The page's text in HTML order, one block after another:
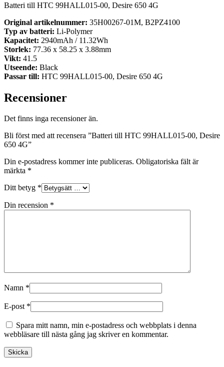
Batteri till HTC 99HALL015-00, Desire 650 4G
Original artikelnummer: 35H00267-01M, B2PZ4100
Typ av batteri: Li-Polymer
Kapacitet: 2940mAh / 11.32Wh
Storlek: 77.36 x 58.25 x 3.88mm
Vikt: 41.5
Utseende: Black
Passar till: HTC 99HALL015-00, Desire 650 4G
Recensioner
Det finns inga recensioner än.
Bli först med att recensera ”Batteri till HTC 99HALL015-00, Desire
650 4G”
Din e-postadress kommer inte publiceras. Obligatoriska fält är
märkta *
Ditt betyg *
Din recension *
Namn *
E-post *
Spara mitt namn, min e-postadress och webbplats i denna
webbläsare till nästa gång jag skriver en kommentar.